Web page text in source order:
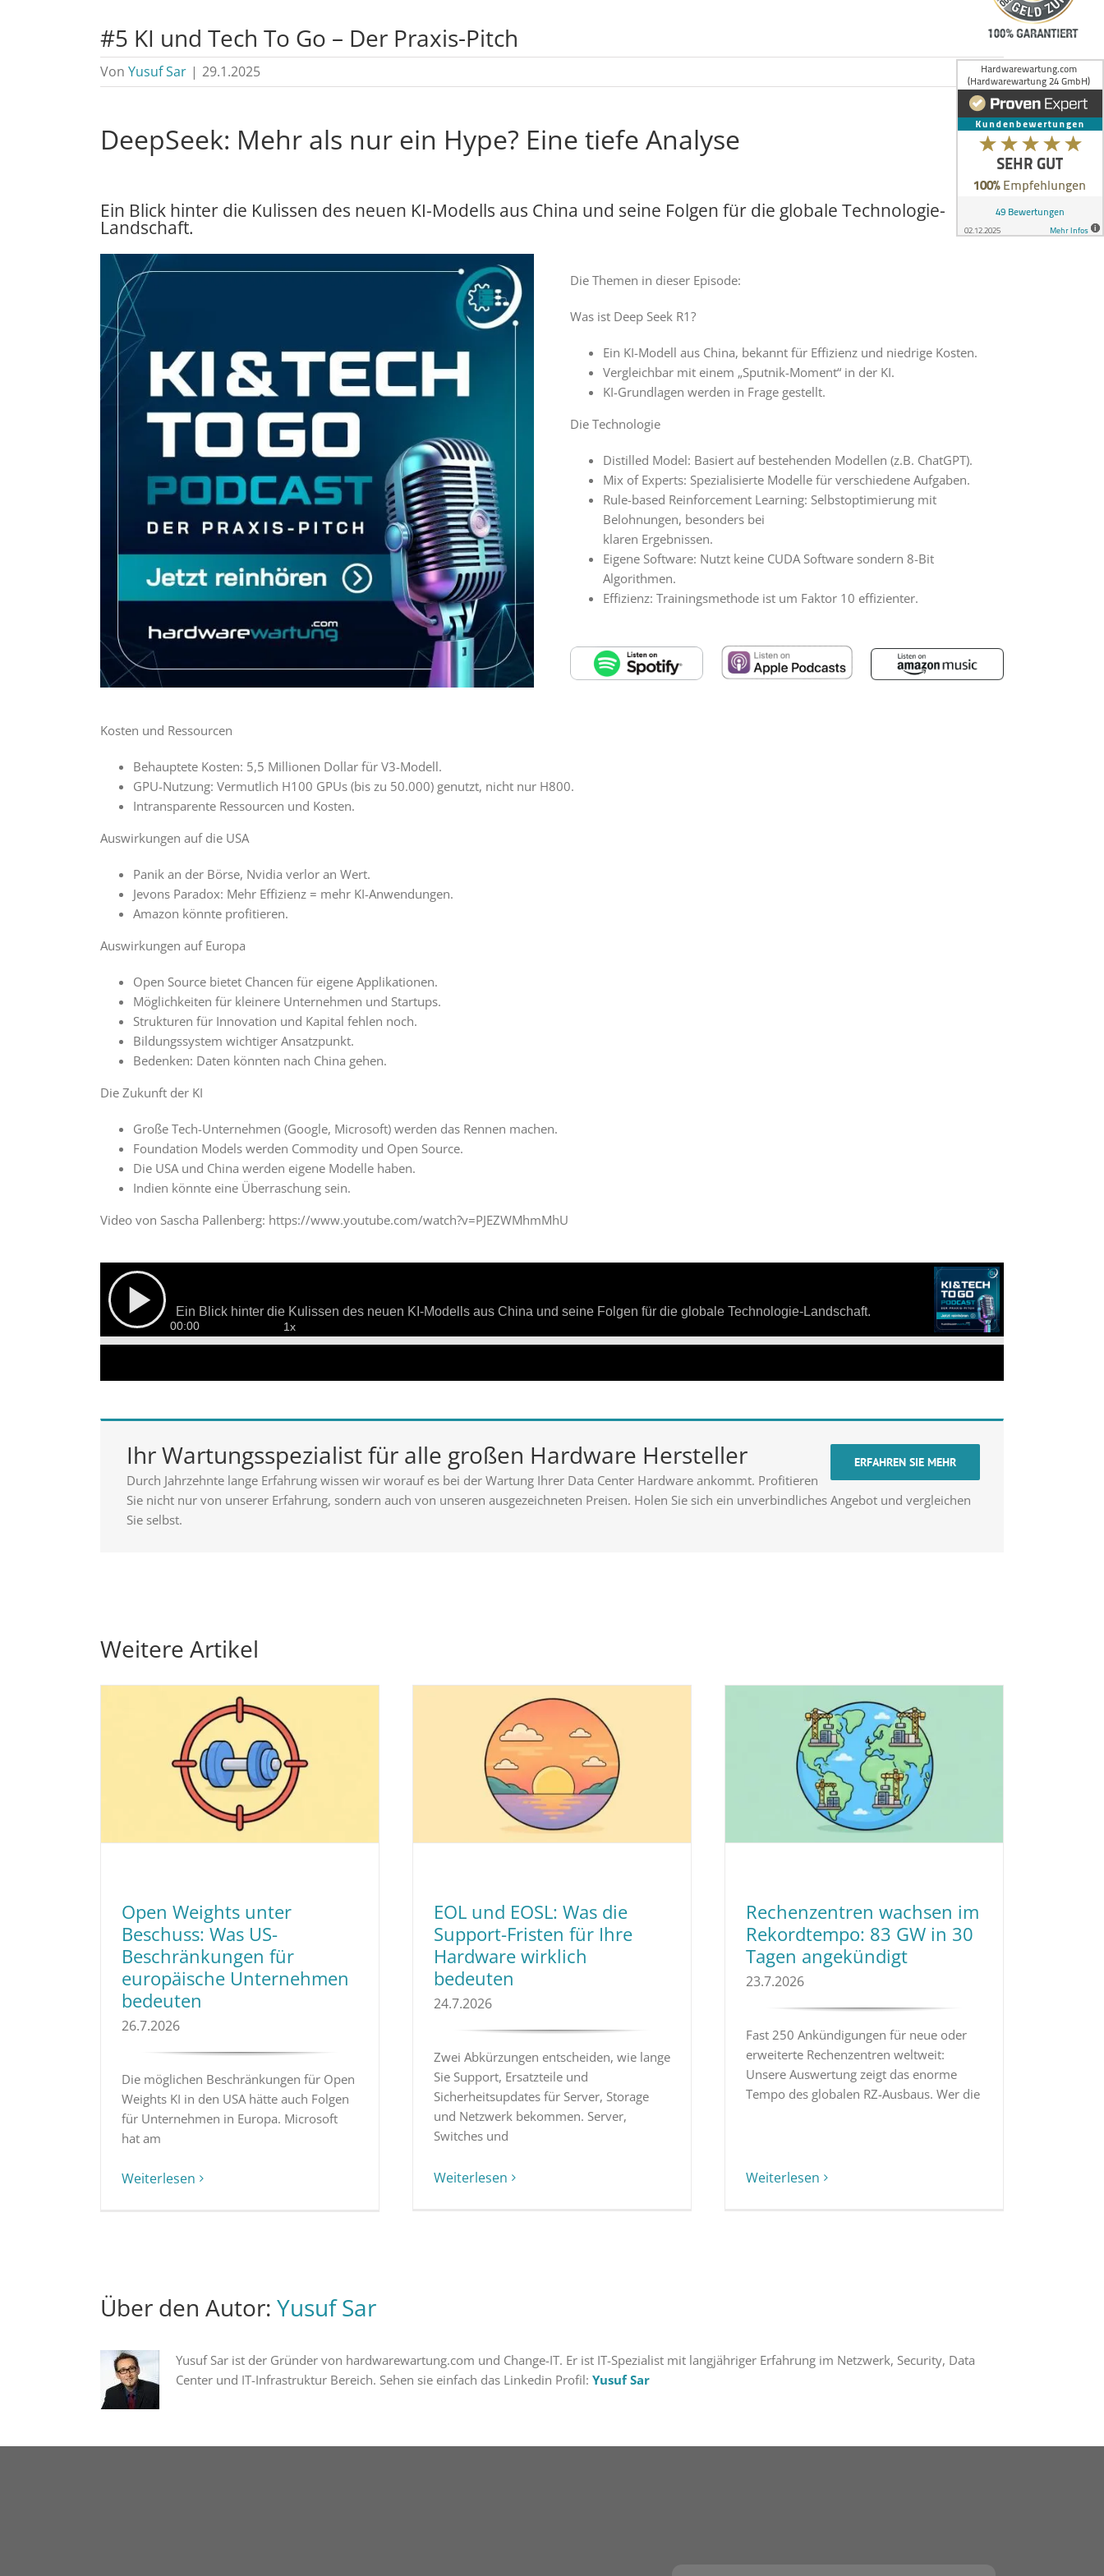
#5 KI und Tech To Go – Der Praxis-Pitch
Von Yusuf Sar | 29.1.2025
DeepSeek: Mehr als nur ein Hype? Eine tiefe Analyse
Ein Blick hinter die Kulissen des neuen KI-Modells aus China und seine Folgen für die globale Technologie-
Landschaft.
Die Themen in dieser Episode:
Was ist Deep Seek R1?
Ein KI-Modell aus China, bekannt für Effizienz und niedrige Kosten.
Vergleichbar mit einem „Sputnik-Moment“ in der KI.
KI-Grundlagen werden in Frage gestellt.
Die Technologie
Distilled Model: Basiert auf bestehenden Modellen (z.B. ChatGPT).
Mix of Experts: Spezialisierte Modelle für verschiedene Aufgaben.
Rule-based Reinforcement Learning: Selbstoptimierung mit
Belohnungen, besonders bei
klaren Ergebnissen.
Eigene Software: Nutzt keine CUDA Software sondern 8-Bit
Algorithmen.
Effizienz: Trainingsmethode ist um Faktor 10 effizienter.
Kosten und Ressourcen
Behauptete Kosten: 5,5 Millionen Dollar für V3-Modell.
GPU-Nutzung: Vermutlich H100 GPUs (bis zu 50.000) genutzt, nicht nur H800.
Intransparente Ressourcen und Kosten.
Auswirkungen auf die USA
Panik an der Börse, Nvidia verlor an Wert.
Jevons Paradox: Mehr Effizienz = mehr KI-Anwendungen.
Amazon könnte profitieren.
Auswirkungen auf Europa
Open Source bietet Chancen für eigene Applikationen.
Möglichkeiten für kleinere Unternehmen und Startups.
Strukturen für Innovation und Kapital fehlen noch.
Bildungssystem wichtiger Ansatzpunkt.
Bedenken: Daten könnten nach China gehen.
Die Zukunft der KI
Große Tech-Unternehmen (Google, Microsoft) werden das Rennen machen.
Foundation Models werden Commodity und Open Source.
Die USA und China werden eigene Modelle haben.
Indien könnte eine Überraschung sein.
Video von Sascha Pallenberg: https://www.youtube.com/watch?v=PJEZWMhmMhU
ERFAHREN SIE MEHR
Ihr Wartungsspezialist für alle großen Hardware Hersteller
Durch Jahrzehnte lange Erfahrung wissen wir worauf es bei der Wartung Ihrer Data Center Hardware ankommt. Profitieren
Sie nicht nur von unserer Erfahrung, sondern auch von unseren ausgezeichneten Preisen. Holen Sie sich ein unverbindliches Angebot und vergleichen
Sie selbst.
Weitere Artikel
Open Weights unter
Beschuss: Was US-
Beschränkungen für
europäische Unternehmen
bedeuten
26.7.2026
Die möglichen Beschränkungen für Open
Weights KI in den USA hätte auch Folgen
für Unternehmen in Europa. Microsoft
hat am
Weiterlesen
EOL und EOSL: Was die
Support-Fristen für Ihre
Hardware wirklich
bedeuten
24.7.2026
Zwei Abkürzungen entscheiden, wie lange
Sie Support, Ersatzteile und
Sicherheitsupdates für Server, Storage
und Netzwerk bekommen. Server,
Switches und
Weiterlesen
Rechenzentren wachsen im
Rekordtempo: 83 GW in 30
Tagen angekündigt
23.7.2026
Fast 250 Ankündigungen für neue oder
erweiterte Rechenzentren weltweit:
Unsere Auswertung zeigt das enorme
Tempo des globalen RZ-Ausbaus. Wer die
Weiterlesen
Über den Autor: Yusuf Sar
Yusuf Sar ist der Gründer von hardwarewartung.com und Change-IT. Er ist IT-Spezialist mit langjähriger Erfahrung im Netzwerk, Security, Data
Center und IT-Infrastruktur Bereich. Sehen sie einfach das Linkedin Profil: Yusuf Sar